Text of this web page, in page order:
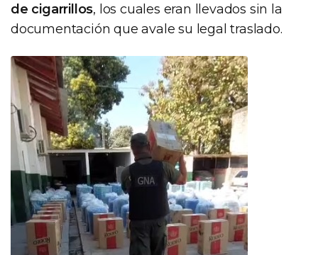
de cigarrillos, los cuales eran llevados sin la
documentación que avale su legal traslado.